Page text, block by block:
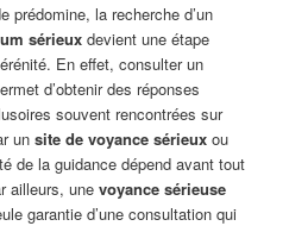
prédomine, la recherche d’un
sérieux devient une étape
En effet, consulter un
d’obtenir des réponses
souvent rencontrées sur
unsite de voyance sérieux ou
de la guidance dépend avant tout
ailleurs, unevoyance sérieuse
garantie d’une consultation qui